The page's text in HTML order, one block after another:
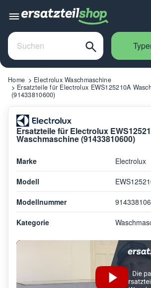
Home
Electrolux Waschmaschine
Ersatzteile für Electrolux EWS125210A
(91433810600)
Ersatzteile für Electrolux
Waschmaschine (91433810600)
Marke Electrolux
Modell
Modellnummer
Kategorie